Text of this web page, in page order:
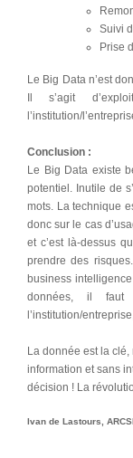
Suivi
Prise
Le Big Data n’est
Il s’agit
l’institution/
Conclusion :
Le Big Data existe
potentiel. Inutile de
mots. La technique
donc sur le cas
et c’est là-dessus
prendre des
business
données, il faut
l’institution/
La donnée est la
information et sans
décision ! La
Ivan de Lastours,